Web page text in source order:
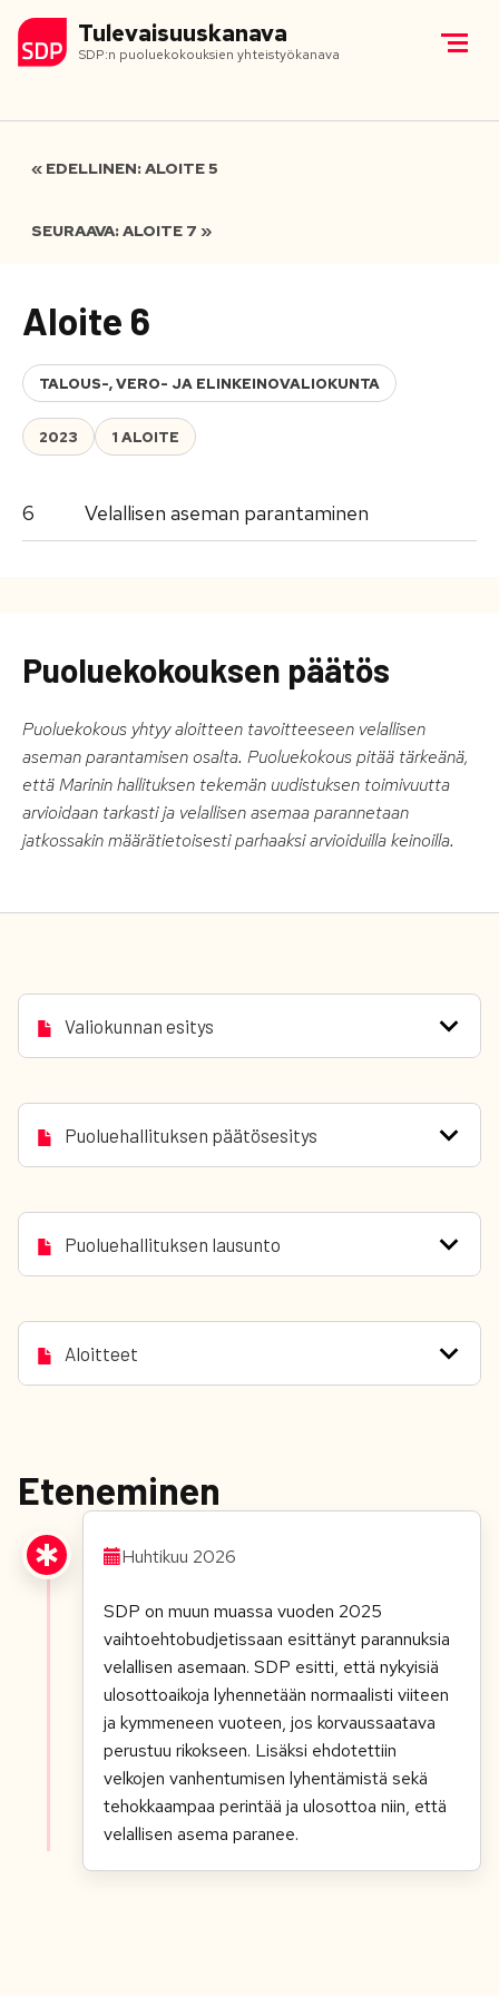
Tulevaisuuskanava
SDP:n puoluekokouksien yhteistyökanava
« EDELLINEN: ALOITE 5
SEURAAVA: ALOITE 7 »
Aloite 6
TALOUS-, VERO- JA ELINKEINOVALIOKUNTA
2023 1 ALOITE
6 Velallisen aseman parantaminen
Puoluekokouksen päätös
Puoluekokous yhtyy aloitteen tavoitteeseen velallisen
aseman parantamisen osalta. Puoluekokous pitää tärkeänä,
että Marinin hallituksen tekemän uudistuksen toimivuutta
arvioidaan tarkasti ja velallisen asemaa parannetaan
jatkossakin määrätietoisesti parhaaksi arvioiduilla keinoilla.
Valiokunnan esitys
Puoluehallituksen päätösesitys
Puoluehallituksen lausunto
Aloitteet
Eteneminen
Huhtikuu 2026
SDP on muun muassa vuoden 2025
vaihtoehtobudjetissaan esittänyt parannuksia
velallisen asemaan. SDP esitti, että nykyisiä
ulosottoaikoja lyhennetään normaalisti viiteen
ja kymmeneen vuoteen, jos korvaussaatava
perustuu rikokseen. Lisäksi ehdotettiin
velkojen vanhentumisen lyhentämistä sekä
tehokkaampaa perintää ja ulosottoa niin, että
velallisen asema paranee.